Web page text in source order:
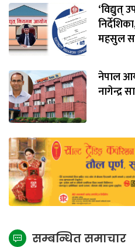
‘विद्युत्
महसुल
नेपाल
नागेन्द्र
सम्बन्धित समाचार